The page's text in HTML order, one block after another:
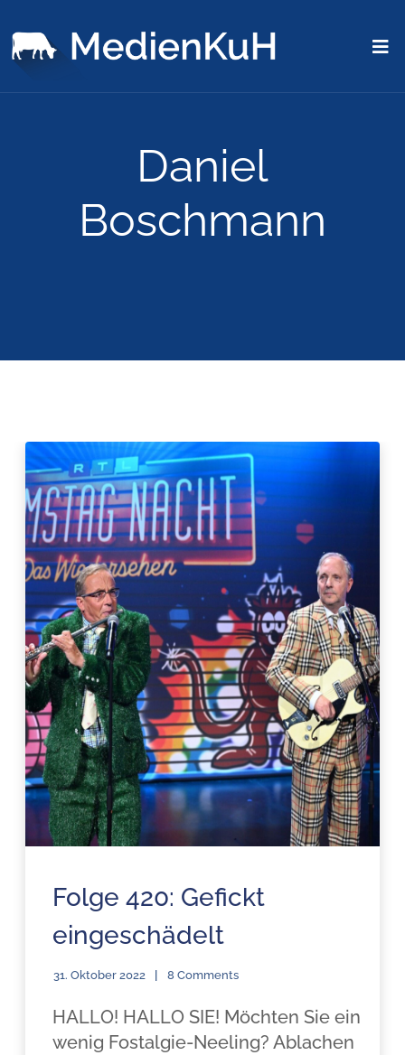
Daniel
Boschmann
Folge 420: Gefickt
eingeschädelt
31. Oktober 2022 8 Comments
HALLO! HALLO SIE! Möchten Sie ein
wenig Fostalgie-Neeling? Ablachen